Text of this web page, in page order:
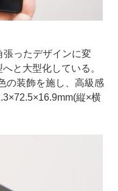
ったデザインに変
と大型化している。
の装飾を施し、高級感
縦×横